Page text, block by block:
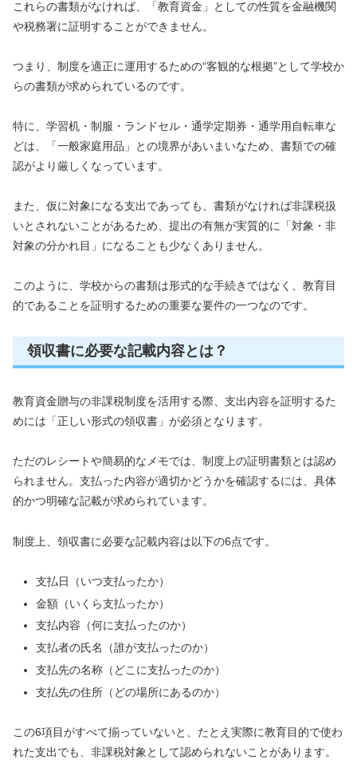
これらの書類がなければ、「教育資金」としての性質を金融機関
や税務署に証明することができません。
つまり、制度を適正に運用するための“客観的な根拠”として学校か
らの書類が求められているのです。
特に、学習机・制服・ランドセル・通学定期券・通学用自転車な
どは、「一般家庭用品」との境界があいまいなため、書類での確
認がより厳しくなっています。
また、仮に対象になる支出であっても、書類がなければ非課税扱
いとされないことがあるため、提出の有無が実質的に「対象・非
対象の分かれ目」になることも少なくありません。
このように、学校からの書類は形式的な手続きではなく、教育目
的であることを証明するための重要な要件の一つなのです。
領収書に必要な記載内容とは？
教育資金贈与の非課税制度を活用する際、支出内容を証明するた
めには「正しい形式の領収書」が必須となります。
ただのレシートや簡易的なメモでは、制度上の証明書類とは認め
られません。支払った内容が適切かどうかを確認するには、具体
的かつ明確な記載が求められています。
制度上、領収書に必要な記載内容は以下の6点です。
支払日（いつ支払ったか）
金額（いくら支払ったか）
支払内容（何に支払ったのか）
支払者の氏名（誰が支払ったのか）
支払先の名称（どこに支払ったのか）
支払先の住所（どの場所にあるのか）
この6項目がすべて揃っていないと、たとえ実際に教育目的で使わ
れた支出でも、非課税対象として認められないことがあります。